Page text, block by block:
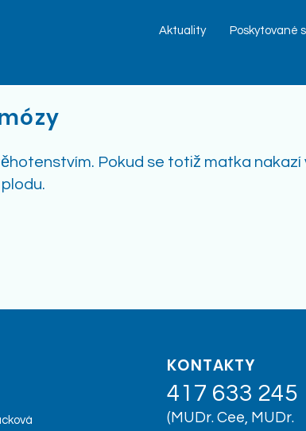
Aktuality Poskytované
Pokud se totiž matka nakazí
KONTAKTY
417 633 245
(MUDr. Cee, MUDr.